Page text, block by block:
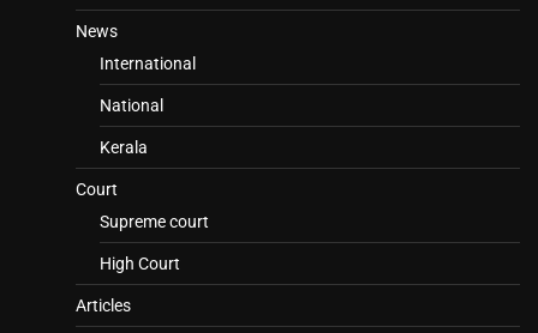
News
International
National
Kerala
Court
Supreme court
High Court
Articles